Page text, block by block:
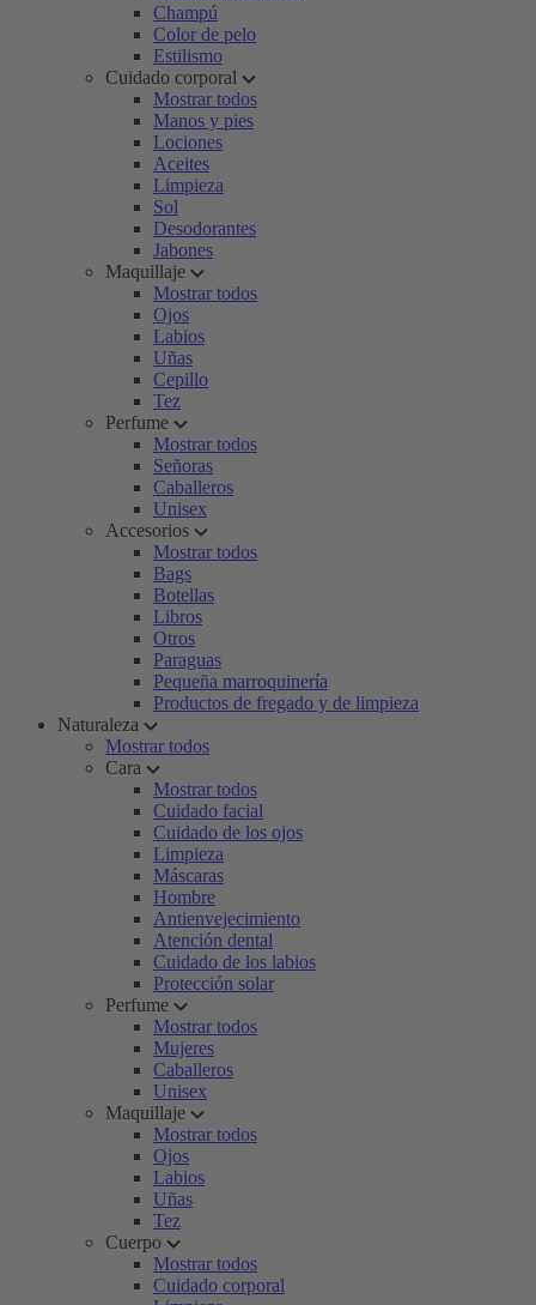
Champú
Color de pelo
Estilismo
Cuidado corporal
Mostrar todos
Manos y pies
Lociones
Aceites
Limpieza
Sol
Desodorantes
Jabones
Maquillaje
Mostrar todos
Ojos
Labios
Uñas
Cepillo
Tez
Perfume
Mostrar todos
Señoras
Caballeros
Unisex
Accesorios
Mostrar todos
Bags
Botellas
Libros
Otros
Paraguas
Pequeña marroquinería
Productos de fregado y de limpieza
Naturaleza
Mostrar todos
Cara
Mostrar todos
Cuidado facial
Cuidado de los ojos
Limpieza
Máscaras
Hombre
Antienvejecimiento
Atención dental
Cuidado de los labios
Protección solar
Perfume
Mostrar todos
Mujeres
Caballeros
Unisex
Maquillaje
Mostrar todos
Ojos
Labios
Uñas
Tez
Cuerpo
Mostrar todos
Cuidado corporal